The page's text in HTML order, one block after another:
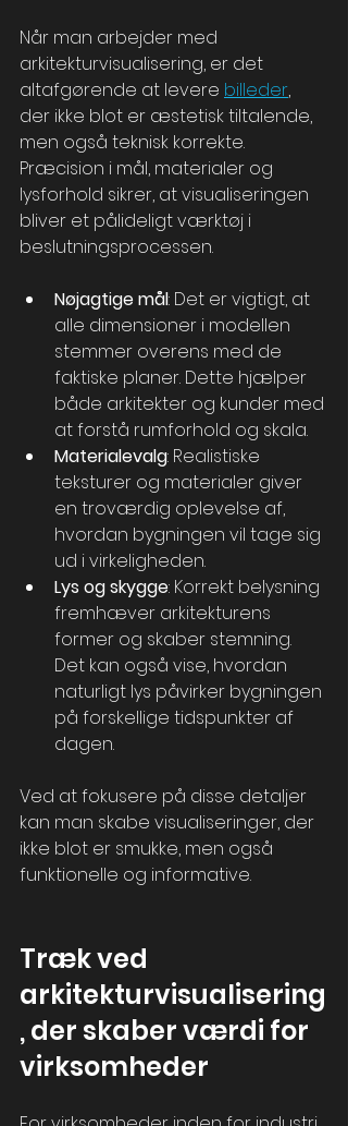
Når man arbejder med
arkitekturvisualisering, er det
altafgørende at levere billeder,
der ikke blot er æstetisk tiltalende,
men også teknisk korrekte.
Præcision i mål, materialer og
lysforhold sikrer, at visualiseringen
bliver et pålideligt værktøj i
beslutningsprocessen.
Nøjagtige mål: Det er vigtigt, at
alle dimensioner i modellen
stemmer overens med de
faktiske planer. Dette hjælper
både arkitekter og kunder med
at forstå rumforhold og skala.
Materialevalg: Realistiske
teksturer og materialer giver
en troværdig oplevelse af,
hvordan bygningen vil tage sig
ud i virkeligheden.
Lys og skygge: Korrekt belysning
fremhæver arkitekturens
former og skaber stemning.
Det kan også vise, hvordan
naturligt lys påvirker bygningen
på forskellige tidspunkter af
dagen.
Ved at fokusere på disse detaljer
kan man skabe visualiseringer, der
ikke blot er smukke, men også
funktionelle og informative.
Træk ved
arkitekturvisualisering
, der skaber værdi for
virksomheder